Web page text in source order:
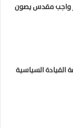
واجب مقدس يصون
القيادة السياسية